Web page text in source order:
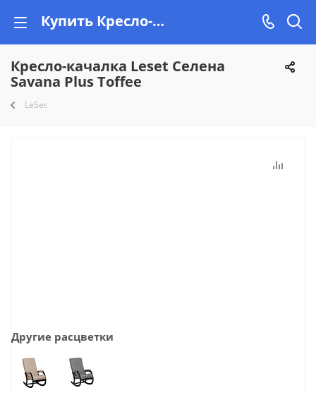
Купить Кресло-качалка Leset Селена Savana Plus Toffee в Минске, рассрочка на Vishop.by
Кресло-качалка Leset Селена
Savana Plus Toffee
LeSet
Другие расцветки